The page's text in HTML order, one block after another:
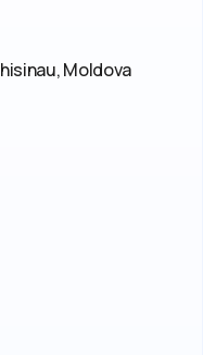
Moldova